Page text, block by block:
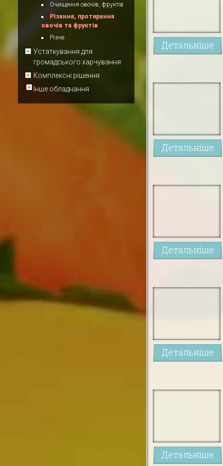
Очищення овочів, фруктів
Різання, протирання
овочів та фруктів
Різне
Устаткування для
громадського харчування
Комплексні рішення
Інше обладнання
Детальніше
Детальніше
Детальніше
Детальніше
Детальніше